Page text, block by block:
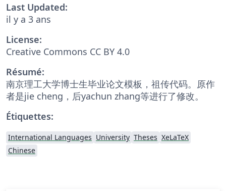
Last Updated:
il y a 3 ans
License:
Creative Commons CC BY 4.0
Résumé:
南京理工大学博士生毕业论文模板，祖传代码。原作
者是jie cheng，后yachun zhang等进行了修改。
Étiquettes:
International Languages University Theses XeLaTeX
Chinese